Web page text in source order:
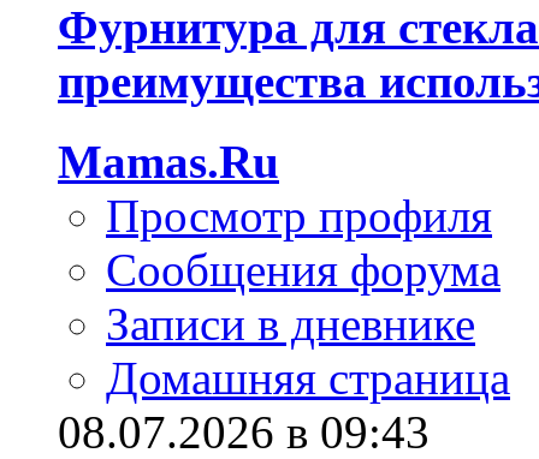
Фурнитура для
преимущества
Mamas.Ru
Просмотр профиля
Сообщения форума
Записи в дневнике
Домашняя страница
08.07.2026 в 09:43